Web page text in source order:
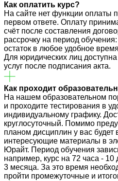
Как оплатить курс?
На сайте нет функции оплаты
первом ответе. Оплату
счёт после составления
рассрочку на период
остаток в любое удобное
Для юридических лиц
услуг после подписания акта.
Как проходит
На нашем образовательном
и проходите тестирования в
индивидуальному графику.
круглосуточный. Помимо
планом дисциплин у вас будет
интересующие материалы в
Юрайт. Период обучения
например, курс на 72 часа - 10
3 месяца. За это время
пройти промежуточные и